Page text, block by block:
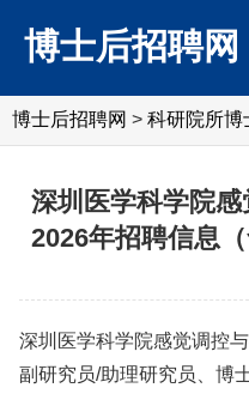
博士后招聘网
博士后招聘网 > 科研院所博
深圳医学科学院
2026年招聘信息（
深圳医学科学院感觉调控
副研究员/助理研究员、博